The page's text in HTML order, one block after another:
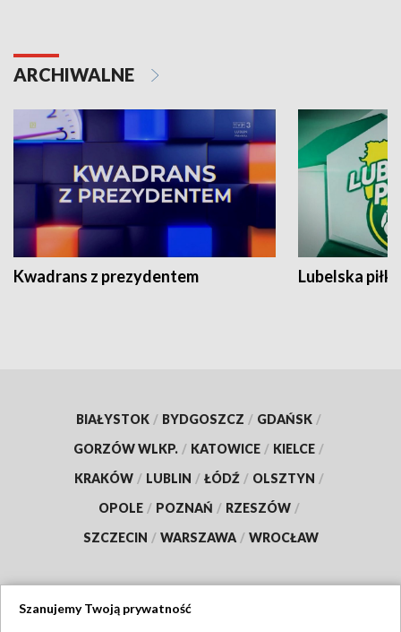
ARCHIWALNE
Kwadrans z prezydentem Lubelska piłka
BIAŁYSTOK / BYDGOSZCZ / GDAŃSK /
GORZÓW WLKP. / KATOWICE / KIELCE /
KRAKÓW / LUBLIN / ŁÓDŹ / OLSZTYN /
OPOLE / POZNAŃ / RZESZÓW /
SZCZECIN / WARSZAWA / WROCŁAW
Szanujemy Twoją prywatność